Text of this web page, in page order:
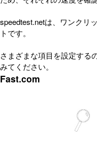
speedtest.netは、ワンクリ
トです。
さまざまな項目を設定する
みてください。
Fast.com